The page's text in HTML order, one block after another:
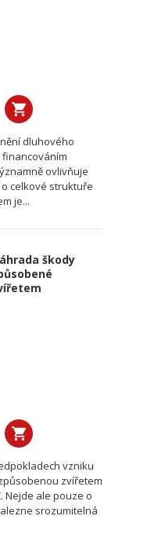
dluhového
ovlivňuje
celkové struktuře
je...
škody
vzniku
zvířetem
Nejde ale pouze o
srozumitelná